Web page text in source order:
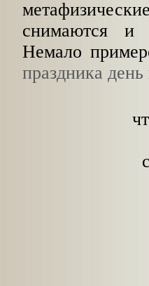
снимаются и
Немало
праздника день